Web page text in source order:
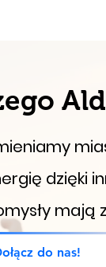
dzięki
do nas!